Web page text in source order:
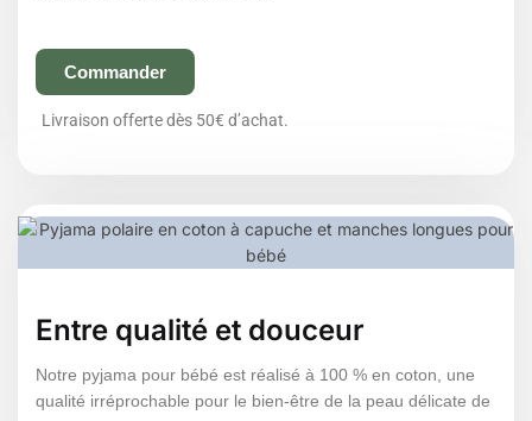
Commander
Livraison offerte dès 50€ d’achat.
Entre qualité et douceur
Notre pyjama pour bébé est réalisé à 100 % en coton, une
qualité irréprochable pour le bien-être de la peau délicate de